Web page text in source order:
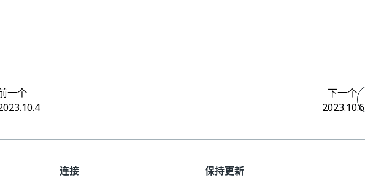
一个
下一个
2023.10.6
连接 保持更新